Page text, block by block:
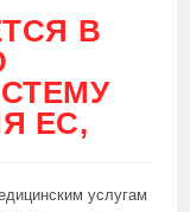
В
ЕС,
услугам